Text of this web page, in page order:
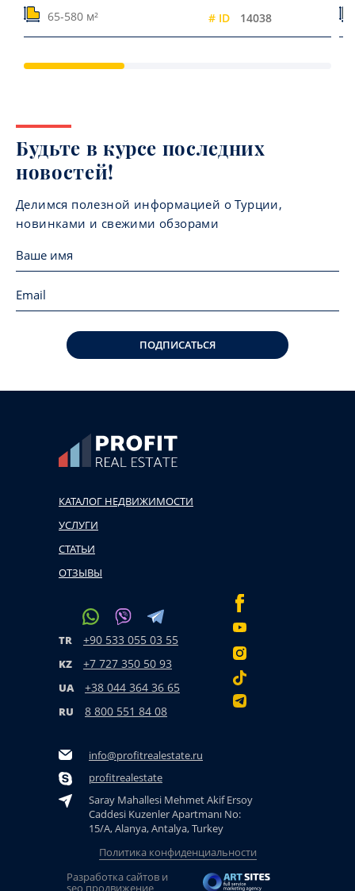
65-580 м²
# ID 14038
Будьте в курсе последних
новостей!
Делимся полезной информацией о Турции,
новинками и свежими обзорами
ПОДПИСАТЬСЯ
КАТАЛОГ НЕДВИЖИМОСТИ
УСЛУГИ
СТАТЬИ
ОТЗЫВЫ
TR +90 533 055 03 55
KZ +7 727 350 50 93
UA +38 044 364 36 65
RU 8 800 551 84 08
info@profitrealestate.ru
profitrealestate
Saray Mahallesi Mehmet Akif Ersoy
Caddesi Kuzenler Apartmanı No:
15/A, Alanya, Antalya, Turkey
Политика конфиденциальности
Разработка сайтов и
seo продвижение